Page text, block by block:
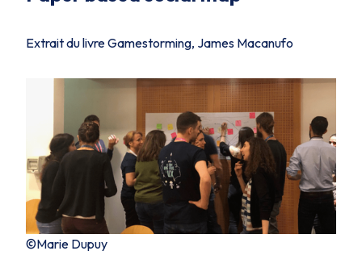
Extrait du livre Gamestorming, James Macanufo
©Marie Dupuy